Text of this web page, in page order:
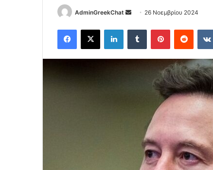
AdminGreekChat
Send
email
26 Νοεμβρίου 2024
Facebook
X LinkedInTumblr PinterestReddit